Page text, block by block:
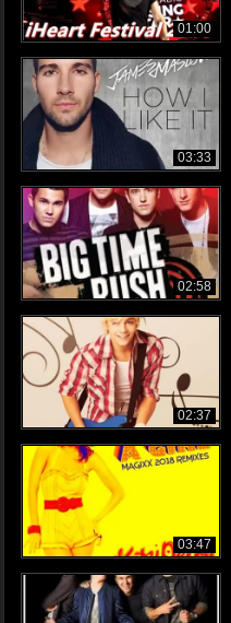
01:00
03:33
02:58
02:37
03:47